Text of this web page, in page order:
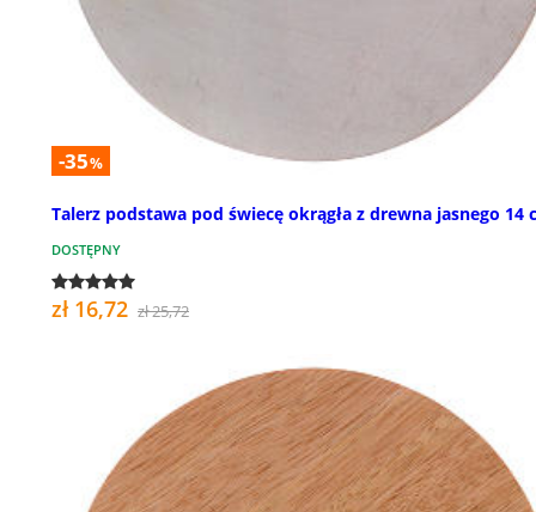
-35%
Talerz podstawa pod świecę okrągła z drewna jasnego 14
DOSTĘPNY
zł 16,72 zł 25,72